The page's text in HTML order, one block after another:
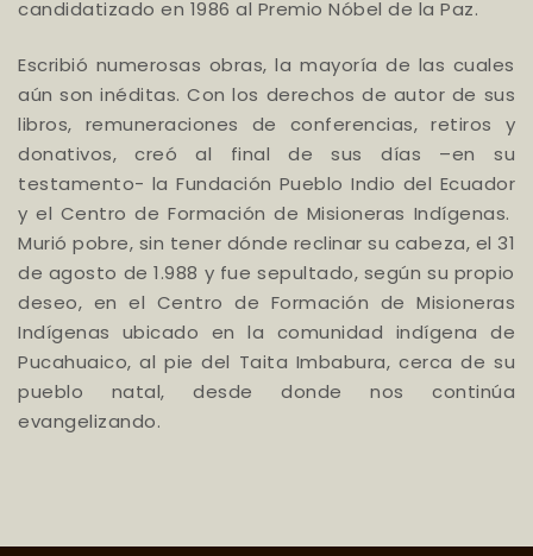
candidatizado en 1986 al Premio Nóbel de la Paz.
Escribió numerosas obras, la mayoría de las cuales
aún son inéditas. Con los derechos de autor de sus
libros, remuneraciones de conferencias, retiros y
donativos, creó al final de sus días –en su
testamento- la Fundación Pueblo Indio del Ecuador
y el Centro de Formación de Misioneras Indígenas.
Murió pobre, sin tener dónde reclinar su cabeza, el 31
de agosto de 1.988 y fue sepultado, según su propio
deseo, en el Centro de Formación de Misioneras
Indígenas ubicado en la comunidad indígena de
Pucahuaico, al pie del Taita Imbabura, cerca de su
pueblo natal, desde donde nos continúa
evangelizando.